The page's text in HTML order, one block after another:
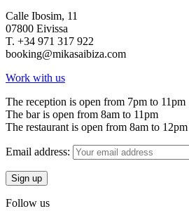
Calle Ibosim, 11
07800 Eivissa
T. +34 971 317 922
booking@mikasaibiza.com
Work with us
The reception is open from 7pm to 11pm
The bar is open from 8am to 11pm
The restaurant is open from 8am to 12pm
Email address:
Follow us